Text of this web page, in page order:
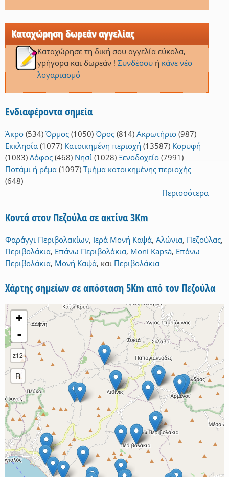
Καταχώρηση δωρεάν αγγελίας
Καταχώρησε τη δική σου αγγελία εύκολα,
γρήγορα και δωρεάν ! Συνδέσουή κάνε νέο
λογαριασμό
Ενδιαφέροντα σημεία
Άκρο (534) Όρμος (1050) Όρος (814) Ακρωτήριο (987)
Εκκλησία (1077) Κατοικημένη περιοχή (13587) Κορυφή
(1083) Λόφος (468) Νησί (1028) Ξενοδοχείο (7991)
Ποτάμι ή ρέμα (1097) Τμήμα κατοικημένης περιοχής
(648)
Περισσότερα
Κοντά στον Πεζούλα σε ακτίνα 3Km
Φαράγγι Περιβολακίων, Ιερά Μονή Καψά, Αλώνια, Πεζούλας,
Περιβολάκια, Επάνω Περιβολάκια, Moní Kapsá, Επάνω
Περιβολάκια, Μονή Καψά, και Περιβολάκια
Χάρτης σημείων σε απόσταση 5Km από τον Πεζούλα
+
-
z12
R